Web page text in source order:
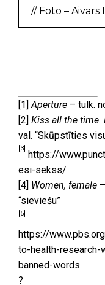
// Foto – Aivars
[1] Aperture – tulk.
[2] Kiss all the time.
val. “Skūpstīties
[3]
https://
esi-sekss/
[4] Women, female
“sieviešu”
[5]
https://
to-health-research-
banned-words
?